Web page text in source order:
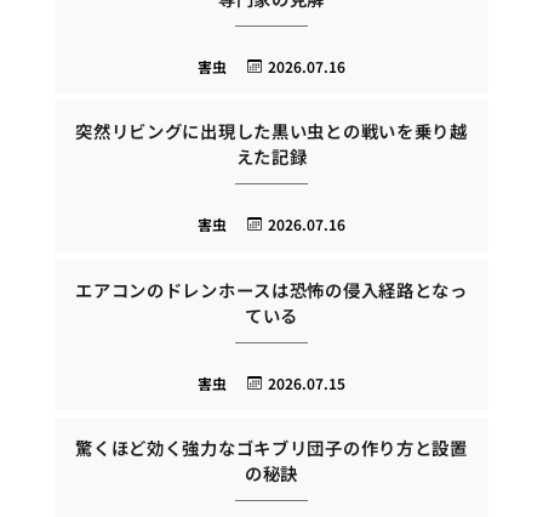
2026.07.16
害虫
突然リビングに出現した黒い虫との戦いを乗り越
えた記録
2026.07.16
害虫
エアコンのドレンホースは恐怖の侵入経路となっ
ている
2026.07.15
害虫
驚くほど効く強力なゴキブリ団子の作り方と設置
の秘訣